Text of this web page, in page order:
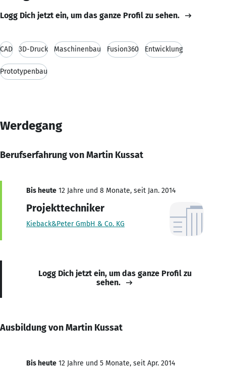
Logg Dich jetzt ein, um das ganze Profil zu sehen.
CAD 3D-Druck Maschinenbau Fusion360 Entwicklung
Prototypenbau
Werdegang
Berufserfahrung von Martin Kussat
Bis heute 12 Jahre und 8 Monate, seit Jan. 2014
Projekttechniker
Kieback&Peter GmbH & Co. KG
Logg Dich jetzt ein, um das ganze Profil zu
sehen.
Ausbildung von Martin Kussat
Bis heute 12 Jahre und 5 Monate, seit Apr. 2014